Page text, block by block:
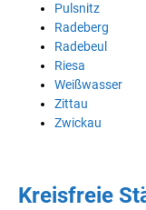
Pulsnitz
Radeberg
Radebeul
Riesa
Weißwasser
Zittau
Zwickau
Kreisfreie